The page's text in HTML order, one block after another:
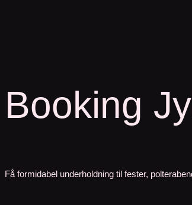
Booking
Få formidabel underholdning til fester,